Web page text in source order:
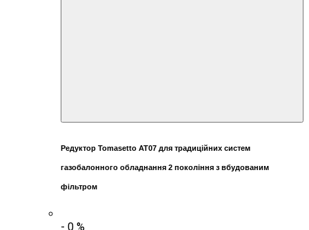
Редуктор Tomasetto AT07 для традиційних систем
газобалонного обладнання 2 покоління з вбудованим
фільтром
- 0 %